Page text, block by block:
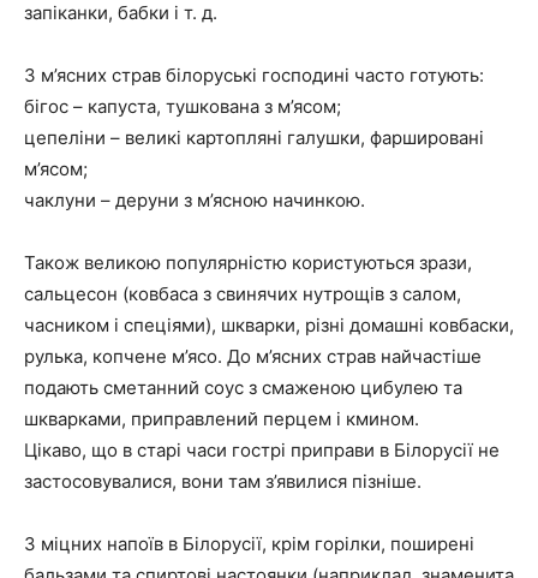
запіканки, бабки і т. д.
З м’ясних страв білоруські господині часто готують:
бігос – капуста, тушкована з м’ясом;
цепеліни – великі картопляні галушки, фаршировані
м’ясом;
чаклуни – деруни з м’ясною начинкою.
Також великою популярністю користуються зрази,
сальцесон (ковбаса з свинячих нутрощів з салом,
часником і спеціями), шкварки, різні домашні ковбаски,
рулька, копчене м’ясо. До м’ясних страв найчастіше
подають сметанний соус з смаженою цибулею та
шкварками, приправлений перцем і кмином.
Цікаво, що в старі часи гострі приправи в Білорусії не
застосовувалися, вони там з’явилися пізніше.
З міцних напоїв в Білорусії, крім горілки, поширені